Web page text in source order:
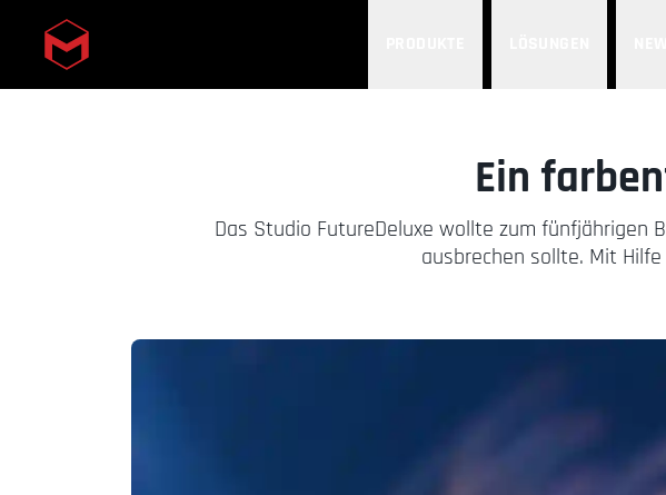
Skip to main content
Ein
Das Studio FutureDeluxe wollte zum
ausbrechen sollte. Mit